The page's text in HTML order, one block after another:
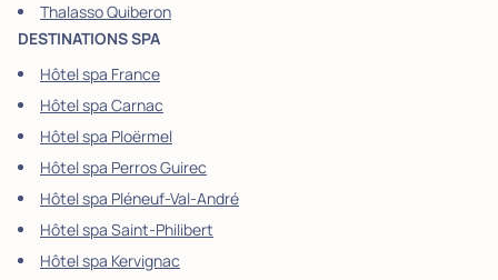
Thalasso Quiberon
DESTINATIONS SPA
Hôtel spa France
Hôtel spa Carnac
Hôtel spa Ploërmel
Hôtel spa Perros Guirec
Hôtel spa Pléneuf-Val-André
Hôtel spa Saint-Philibert
Hôtel spa Kervignac